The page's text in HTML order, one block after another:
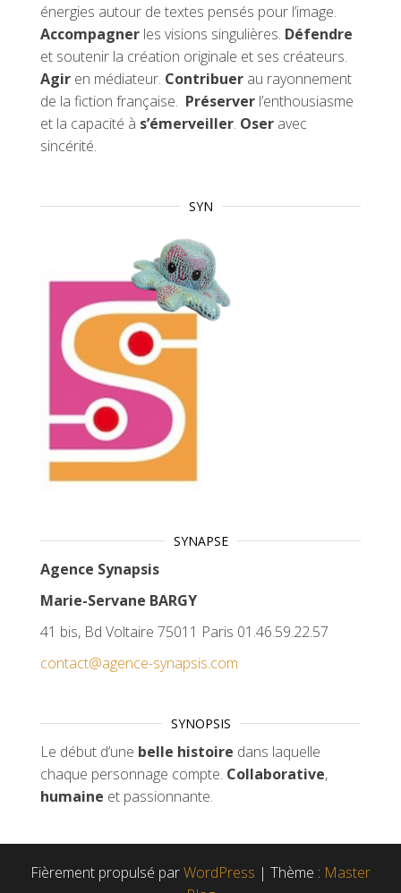
énergies autour de textes pensés pour l’image.
Accompagner les visions singulières. Défendre
et soutenir la création originale et ses créateurs.
Agir en médiateur. Contribuer au rayonnement
de la fiction française. Préserver l’enthousiasme
et la capacité à s’émerveiller. Oser avec
sincérité.
SYN
SYNAPSE
Agence Synapsis
Marie-Servane BARGY
41 bis, Bd Voltaire 75011 Paris 01.46.59.22.57
contact@agence-synapsis.com
SYNOPSIS
Le début d’une belle histoire dans laquelle
chaque personnage compte. Collaborative,
humaine et passionnante.
Fièrement propulsé parWordPress | Thème : Master